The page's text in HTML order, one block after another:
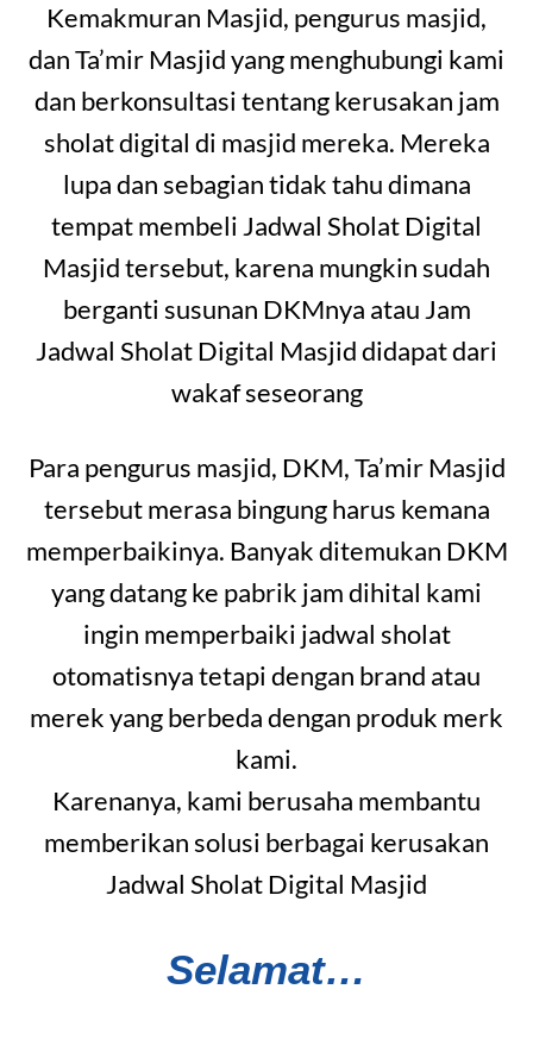
Kemakmuran Masjid, pengurus masjid,
dan Ta’mir Masjid yang menghubungi kami
dan berkonsultasi tentang kerusakan jam
sholat digital di masjid mereka. Mereka
lupa dan sebagian tidak tahu dimana
tempat membeli Jadwal Sholat Digital
Masjid tersebut, karena mungkin sudah
berganti susunan DKMnya atau Jam
Jadwal Sholat Digital Masjid didapat dari
wakaf seseorang
Para pengurus masjid, DKM, Ta’mir Masjid
tersebut merasa bingung harus kemana
memperbaikinya. Banyak ditemukan DKM
yang datang ke pabrik jam dihital kami
ingin memperbaiki jadwal sholat
otomatisnya tetapi dengan brand atau
merek yang berbeda dengan produk merk
kami.
Karenanya, kami berusaha membantu
memberikan solusi berbagai kerusakan
Jadwal Sholat Digital Masjid
Selamat…